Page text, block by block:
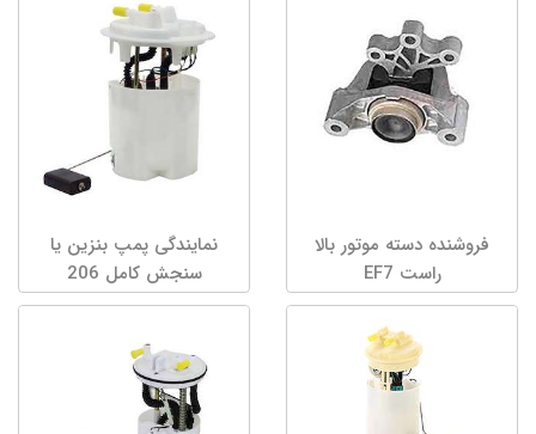
فروشنده دسته موتور بالا
راست EF7
نمایندگی پمپ بنزین یا
سنجش کامل 206